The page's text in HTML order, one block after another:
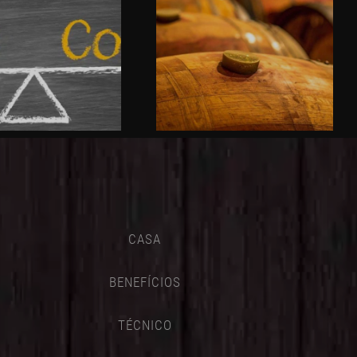
CASA
BENEFÍCIOS
TÉCNICO